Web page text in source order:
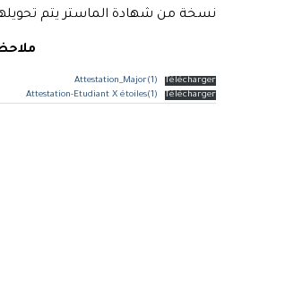
نسخة من شهادة الماستر يتم
Attestation_Major(1)
Télécharger
Attestation-Etudiant X étoiles(1)
Télécharger